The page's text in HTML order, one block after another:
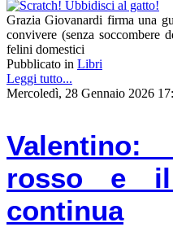
Grazia Giovanardi firma una
convivere (senza soccombere
felini domestici
Pubblicato in Libri
Leggi tutto...
Mercoledì, 28 Gennaio 2026
Valentino:
rosso e
continua